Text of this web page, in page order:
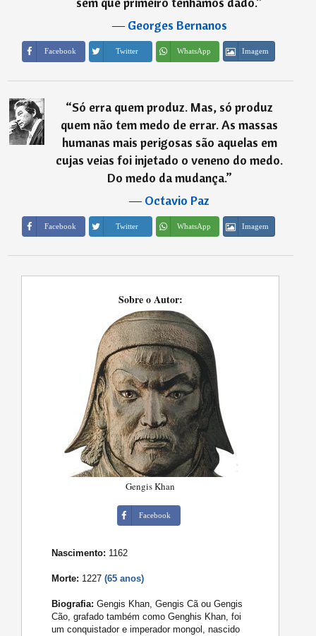
―Georges Bernanos
Facebook Twitter WhatsApp Imagem
“Só erra quem produz. Mas, só produz
quem não tem medo de errar. As massas
humanas mais perigosas são aquelas em
cujas veias foi injetado o veneno do medo.
Do medo da mudança.”
―Octavio Paz
Facebook Twitter WhatsApp Imagem
Sobre o Autor:
Gengis Khan
Facebook
Nascimento: 1162
Morte: 1227(65 anos)
Biografia: Gengis Khan, Gengis Cã ou Gengis
Cão, grafado também como Genghis Khan, foi
um conquistador e imperador mongol, nascido